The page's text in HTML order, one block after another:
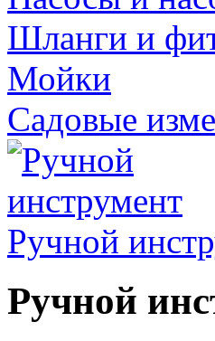
Шланги и
Мойки
Садовые
Ручной
Ручной